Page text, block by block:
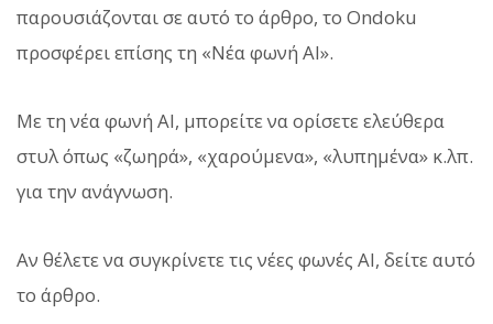
παρουσιάζονται σε αυτό το άρθρο, το Ondoku
προσφέρει επίσης τη «Νέα φωνή AI».
Με τη νέα φωνή AI, μπορείτε να ορίσετε ελεύθερα
στυλ όπως «ζωηρά», «χαρούμενα», «λυπημένα» κ.λπ.
για την ανάγνωση.
Αν θέλετε να συγκρίνετε τις νέες φωνές AI, δείτε αυτό
το άρθρο.